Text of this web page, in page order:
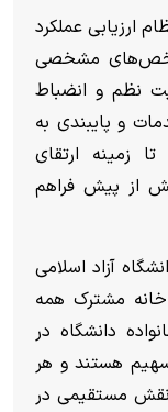
ارزیابی عملکرد
مشخصی
نظم و انضباط
و پایبندی به
زمینه ارتقای
از پیش فراهم
آزاد اسلامی
خانه مشترک همه
دانشگاه در
هستند و هر
نقش مستقیمی در